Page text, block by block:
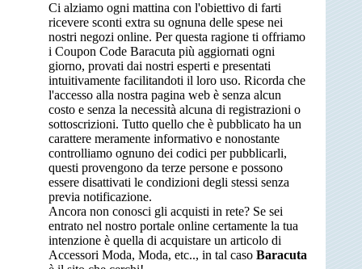
Ci alziamo ogni mattina con l'obiettivo di farti
ricevere sconti extra su ognuna delle spese nei
nostri negozi online. Per questa ragione ti offriamo
i Coupon Code Baracuta più aggiornati ogni
giorno, provati dai nostri esperti e presentati
intuitivamente facilitandoti il loro uso. Ricorda che
l'accesso alla nostra pagina web è senza alcun
costo e senza la necessità alcuna di registrazioni o
sottoscrizioni. Tutto quello che è pubblicato ha un
carattere meramente informativo e nonostante
controlliamo ognuno dei codici per pubblicarli,
questi provengono da terze persone e possono
essere disattivati le condizioni degli stessi senza
previa notificazione.
Ancora non conosci gli acquisti in rete? Se sei
entrato nel nostro portale online certamente la tua
intenzione è quella di acquistare un articolo di
Accessori Moda, Moda, etc.., in tal caso Baracuta